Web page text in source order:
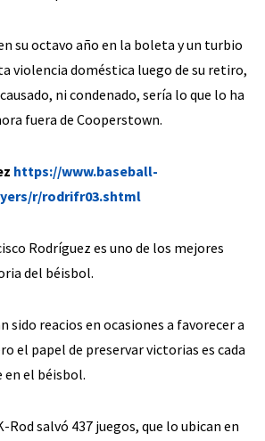
su octavo año en la boleta y un turbio
violencia doméstica luego de su retiro,
ni condenado, sería lo que lo ha
fuera de Cooperstown.
https://www.baseball-
r/rodrifr03.shtml
Rodríguez es uno de los mejores
del béisbol.
sido reacios en ocasiones a favorecer a
el papel de preservar victorias es cada
el béisbol.
Rod salvó 437 juegos, que lo ubican en